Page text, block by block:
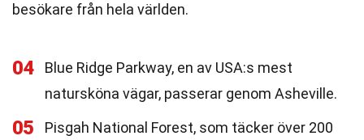
besökare från hela världen.
04
Blue Ridge Parkway, en av USA:s mest
natursköna vägar, passerar genom Asheville.
05
Pisgah National Forest, som täcker över 200